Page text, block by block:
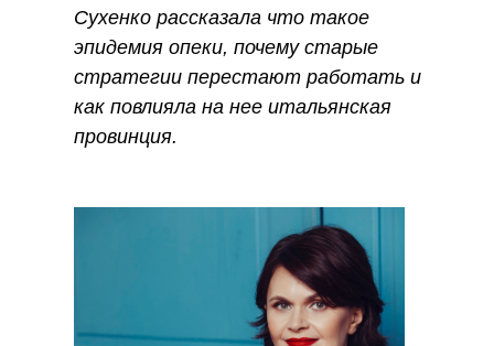
Сухенко рассказала что такое
эпидемия опеки, почему старые
стратегии перестают работать и
как повлияла на нее итальянская
провинция.